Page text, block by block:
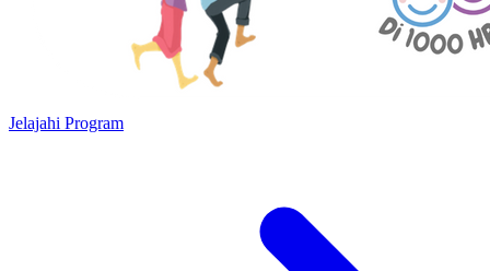
Jelajahi Program